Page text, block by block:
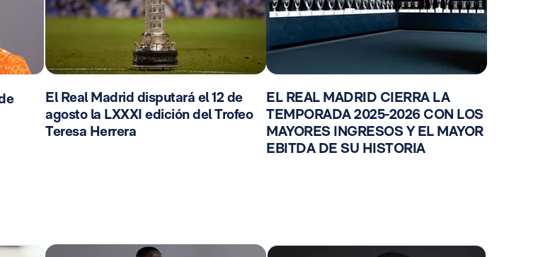
El Real Madrid disputará el 12 de
agosto la LXXXI edición del Trofeo
Teresa Herrera
EL REAL MADRID CIERRA LA
TEMPORADA 2025-2026 CON LOS
MAYORES INGRESOS Y EL MAYOR
EBITDA DE SU HISTORIA